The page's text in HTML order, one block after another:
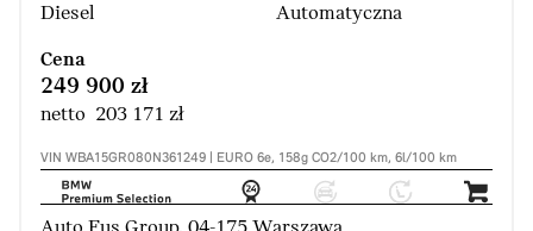
Diesel
Automatyczna
Cena
249 900 zł
netto 203 171 zł
VIN WBA15GR080N361249 | EURO 6e, 158g CO2/100 km, 6l/100 km